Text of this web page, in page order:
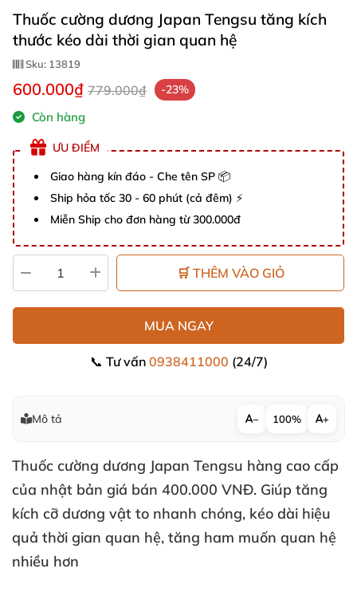
Thuốc cường dương Japan Tengsu tăng kích
thước kéo dài thời gian quan hệ
Sku: 13819
600.000₫ 779.000₫ -23%
Còn hàng
ƯU ĐIỂM
Giao hàng kín đáo - Che tên SP 📦
Ship hỏa tốc 30 - 60 phút (cả đêm) ⚡
Miễn Ship cho đơn hàng từ 300.000đ
🛒 THÊM VÀO GIỎ
MUA NGAY
📞 Tư vấn 0938411000 (24/7)
Mô tả − 100% +
Thuốc cường dương Japan Tengsu hàng cao cấp
của nhật bản giá bán 400.000 VNĐ. Giúp tăng
kích cỡ dương vật to nhanh chóng, kéo dài hiệu
quả thời gian quan hệ, tăng ham muốn quan hệ
nhiều hơn